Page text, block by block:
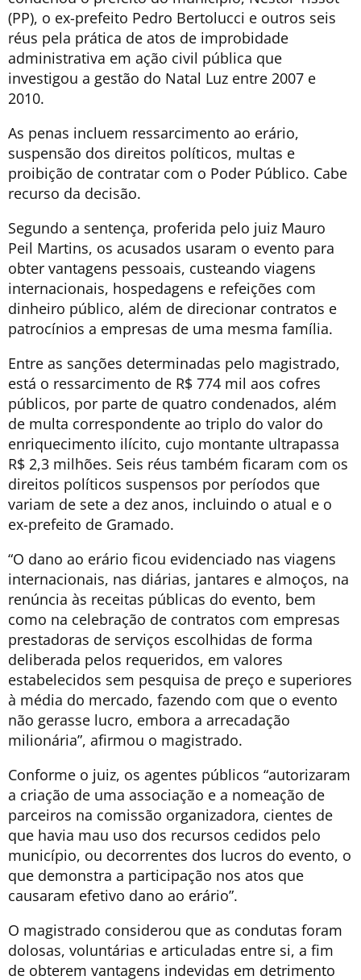
(PP), o ex-prefeito Pedro Bertolucci e outros seis
réus pela prática de atos de improbidade
administrativa em ação civil pública que
investigou a gestão do Natal Luz entre 2007 e
2010.
As penas incluem ressarcimento ao erário,
suspensão dos direitos políticos, multas e
proibição de contratar com o Poder Público. Cabe
recurso da decisão.
Segundo a sentença, proferida pelo juiz Mauro
Peil Martins, os acusados usaram o evento para
obter vantagens pessoais, custeando viagens
internacionais, hospedagens e refeições com
dinheiro público, além de direcionar contratos e
patrocínios a empresas de uma mesma família.
Entre as sanções determinadas pelo magistrado,
está o ressarcimento de R$ 774 mil aos cofres
públicos, por parte de quatro condenados, além
de multa correspondente ao triplo do valor do
enriquecimento ilícito, cujo montante ultrapassa
R$ 2,3 milhões. Seis réus também ficaram com os
direitos políticos suspensos por períodos que
variam de sete a dez anos, incluindo o atual e o
ex-prefeito de Gramado.
“O dano ao erário ficou evidenciado nas viagens
internacionais, nas diárias, jantares e almoços, na
renúncia às receitas públicas do evento, bem
como na celebração de contratos com empresas
prestadoras de serviços escolhidas de forma
deliberada pelos requeridos, em valores
estabelecidos sem pesquisa de preço e superiores
à média do mercado, fazendo com que o evento
não gerasse lucro, embora a arrecadação
milionária”, afirmou o magistrado.
Conforme o juiz, os agentes públicos “autorizaram
a criação de uma associação e a nomeação de
parceiros na comissão organizadora, cientes de
que havia mau uso dos recursos cedidos pelo
município, ou decorrentes dos lucros do evento, o
que demonstra a participação nos atos que
causaram efetivo dano ao erário”.
O magistrado considerou que as condutas foram
dolosas, voluntárias e articuladas entre si, a fim
de obterem vantagens indevidas em detrimento